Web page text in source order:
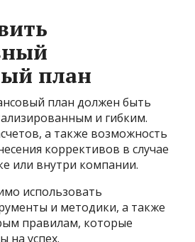
план
план должен быть
и гибким.
а также возможность
коррективов в случае
или внутри компании.
использовать
и методики, а также
правилам, которые
на успех.